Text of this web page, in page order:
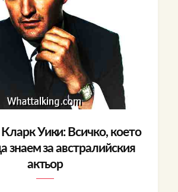
Уики: Всичко, което
знаем за австралийския
актьор